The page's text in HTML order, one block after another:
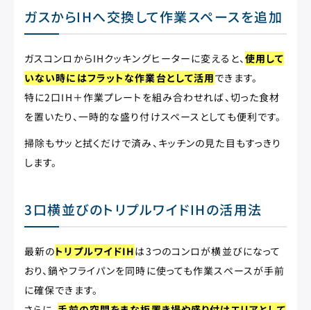
ガスからIHへ交換して作業スペースを追加
ガスコンロからIHクッキングヒーターに変えると、使用して
いない時にはフラットな作業台として活用できます。
特に2口IH＋作業プレートを組み合わせれば、切った食材
を置いたり、一時的な盛り付けスペースとしても便利です。
掃除もサッと拭くだけで済み、キッチンの見た目もすっきり
します。
3口横並びのトリプルワイドIHの活用法
最新のトリプルワイドIHは3つのコンロが横並びになって
おり、鍋やフライパンを同時に使っても作業スペースが手前
に確保できます。